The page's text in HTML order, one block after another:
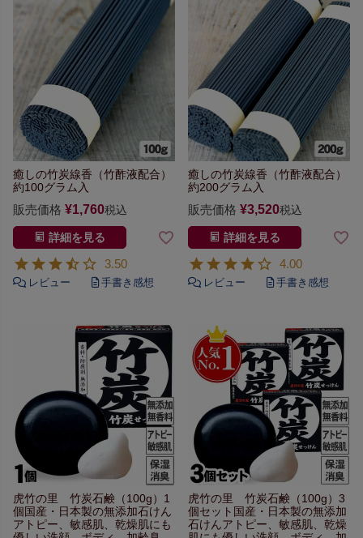
癒しの竹炭線香（竹酢液配合）
約100グラム入
販売価格 ¥1,760税込
詳細を見る
3.50
癒しの竹炭線香（竹酢液配合）
約200グラム入
販売価格 ¥3,520税込
詳細を見る
4.00
虎竹の里 竹炭石鹸（100g）1
個国産・日本製の無添加石けん
アトピー、敏感肌、乾燥肌にも
虎竹の里 竹炭石鹸（100g）3
個セット 国産・日本製の無添加
石けんアトピー、敏感肌、乾燥